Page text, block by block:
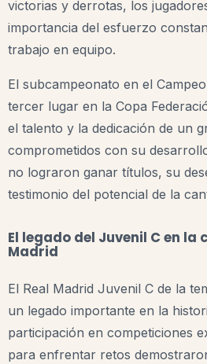
victorias y derrotas, los
importancia del esfuerzo
trabajo en equipo.
El subcampeonato en el
tercer lugar en la Copa
el talento y la dedicación de un
comprometidos con su
no lograron ganar títulos, su
testimonio del potencial de la
El legado del Juvenil C en la
Madrid
El Real Madrid Juvenil C de la
un legado importante en la
participación en competiciones
para enfrentar retos